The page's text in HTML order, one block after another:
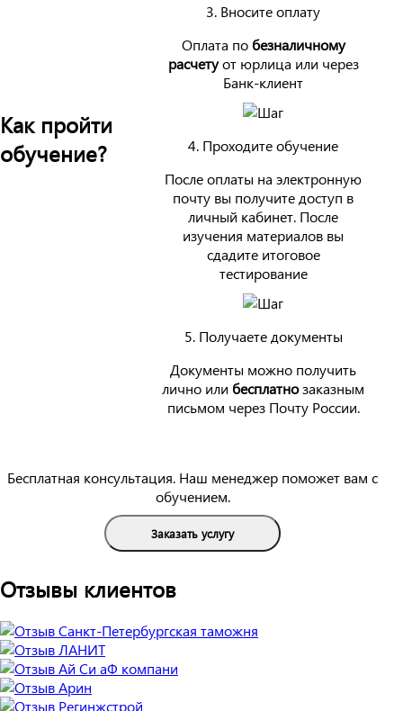
Как пройти
обучение?
3. Вносите оплату
Оплата по безналичному
расчетуот юрлица или через
Банк-клиент
4. Проходите обучение
После оплаты на электронную
почту вы получите доступ в
личный кабинет. После
изучения материалов вы
сдадите итоговое
тестирование
5. Получаете документы
Документы можно получить
лично или бесплатнозаказным
письмом через Почту России.
Бесплатная консультация. Наш менеджер поможет вам с
обучением.
Заказать услугу
Отзывы клиентов